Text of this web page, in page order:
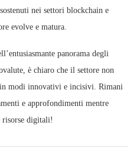
nei settori blockchain e
evolve e matura.
panorama degli
è chiaro che il settore non
modi innovativi e incisivi. Rimani
e approfondimenti mentre
digitali!